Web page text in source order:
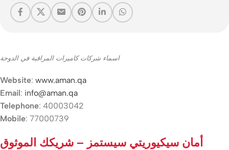
اسماء شركات كاميرات المراقبة في الدوحة
Website: www.aman.qa
Email: info@aman.qa
Telephone: 40003042
Mobile: 77000739
أمان سيكيوريتي سيستمز – شريكك الموثوق